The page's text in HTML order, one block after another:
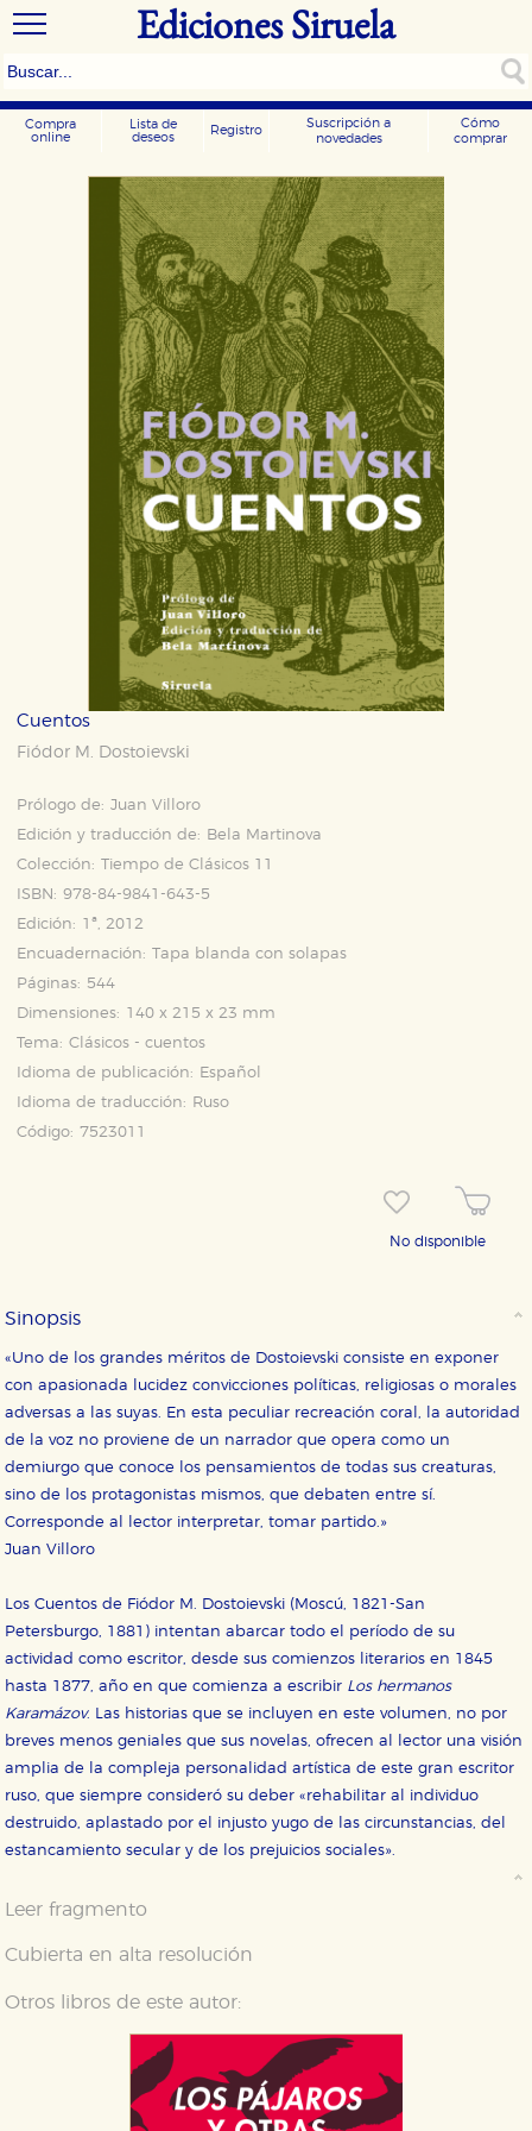
Ediciones Siruela
Compra
online
Lista de
deseos
Registro
Suscripción a
novedades
Cómo
comprar
Cuentos
Fiódor M. Dostoievski
Prólogo de: Juan Villoro
Edición y traducción de:
Bela Martinova
Colección: Tiempo de Clásicos 11
ISBN: 978-84-9841-643-5
Edición: 1ª, 2012
Encuadernación: Tapa blanda con solapas
Páginas: 544
Dimensiones: 140 x 215 x 23 mm
Tema: Clásicos - cuentos
Idioma de publicación:
Español
Idioma de traducción:
Ruso
Código: 7523011
No disponible
Sinopsis
«Uno de los grandes méritos de Dostoievski consiste en exponer
con apasionada lucidez convicciones políticas, religiosas o morales
adversas a las suyas. En esta peculiar recreación coral, la autoridad
de la voz no proviene de un narrador que opera como un
demiurgo que conoce los pensamientos de todas sus creaturas,
sino de los protagonistas mismos, que debaten entre sí.
Corresponde al lector interpretar, tomar partido.»
Juan Villoro
Los Cuentos de Fiódor M. Dostoievski (Moscú, 1821-San
Petersburgo, 1881) intentan abarcar todo el período de su
actividad como escritor, desde sus comienzos literarios en 1845
hasta 1877, año en que comienza a escribir Los hermanos
Karamázov. Las historias que se incluyen en este volumen, no por
breves menos geniales que sus novelas, ofrecen al lector una visión
amplia de la compleja personalidad artística de este gran escritor
ruso, que siempre consideró su deber «rehabilitar al individuo
destruido, aplastado por el injusto yugo de las circunstancias, del
estancamiento secular y de los prejuicios sociales».
Leer fragmento
Cubierta en alta resolución
Otros libros de este autor: